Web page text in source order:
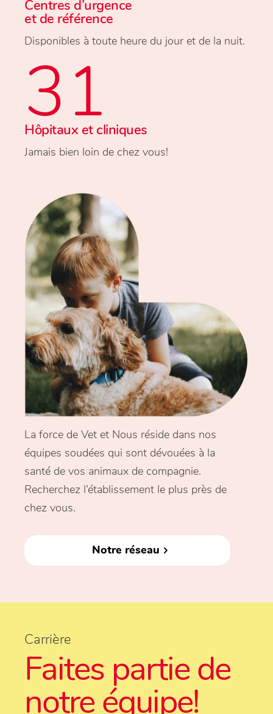
Centres d’urgence
et de référence
Disponibles à toute heure du jour et de la nuit.
31
Hôpitaux et cliniques
Jamais bien loin de chez vous!
La force de Vet et Nous réside dans nos
équipes soudées qui sont dévouées à la
santé de vos animaux de compagnie.
Recherchez l’établissement le plus près de
chez vous.
Notre réseau
Carrière
Faites partie de
notre équipe!